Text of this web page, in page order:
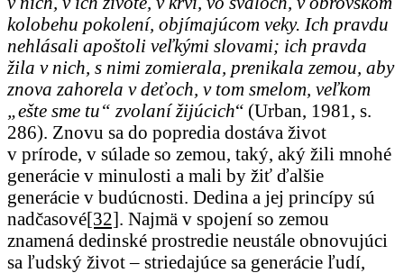
kolobehu pokolení, objímajúcom veky. Ich pravdu
nehlásali apoštoli veľkými slovami; ich pravda
žila v nich, s nimi zomierala, prenikala zemou, aby
znova zahorela v deťoch, v tom smelom, veľkom
„ešte sme tu“ zvolaní žijúcich“ (Urban, 1981, s.
286). Znovu sa do popredia dostáva život
v prírode, v súlade so zemou, taký, aký žili mnohé
generácie v minulosti a mali by žiť ďalšie
generácie v budúcnosti. Dedina a jej princípy sú
nadčasové[32]. Najmä v spojení so zemou
znamená dedinské prostredie neustále obnovujúci
sa ľudský život – striedajúce sa generácie ľudí,